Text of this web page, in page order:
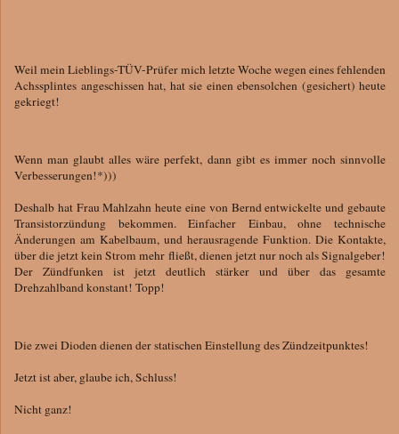
Weil mein Lieblings-TÜV-Prüfer mich letzte Woche wegen eines fehlenden
Achssplintes angeschissen hat, hat sie einen ebensolchen (gesichert) heute
gekriegt!
Wenn man glaubt alles wäre perfekt, dann gibt es immer noch sinnvolle
Verbesserungen!*)))
Deshalb hat Frau Mahlzahn heute eine von Bernd entwickelte und gebaute
Transistorzündung bekommen. Einfacher Einbau, ohne technische
Änderungen am Kabelbaum, und herausragende Funktion. Die Kontakte,
über die jetzt kein Strom mehr fließt, dienen jetzt nur noch als Signalgeber!
Der Zündfunken ist jetzt deutlich stärker und über das gesamte
Drehzahlband konstant! Topp!
Die zwei Dioden dienen der statischen Einstellung des Zündzeitpunktes!
Jetzt ist aber, glaube ich, Schluss!
Nicht ganz!